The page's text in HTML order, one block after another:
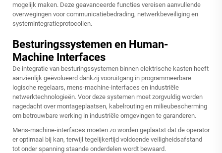
mogelijk maken. Deze geavanceerde functies vereisen aanvullende
overwegingen voor communicatiebedrading, netwerkbeveiliging en
systemintegratieprotocollen.
Besturingssystemen en Human-
Machine Interfaces
De integratie van besturingssystemen binnen elektrische kasten heeft
aanzienlijk geëvolueerd dankzij vooruitgang in programmeerbare
logische regelaars, mens-machine-interfaces en industriële
netwerktechnologieën. Voor deze systemen moet zorgvuldig worden
nagedacht over montageplaatsen, kabelrouting en milieubescherming
om betrouwbare werking in industriële omgevingen te garanderen.
Mens-machine-interfaces moeten zo worden geplaatst dat de operator
er optimaal bij kan, terwijl tegelijkertijd voldoende veiligheidsafstand
tot onder spanning staande onderdelen wordt bewaard.